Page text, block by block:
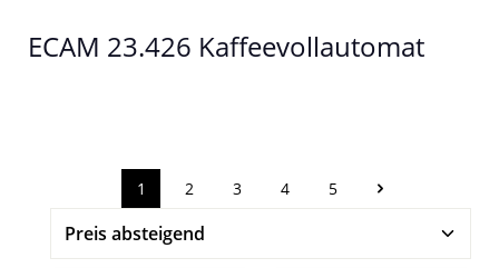
ECAM 23.426 Kaffeevollautomat
Seite
1 Seite
2 Seite
3 Seite
4 Seite
5